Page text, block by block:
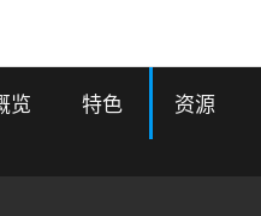
览 特色 资源